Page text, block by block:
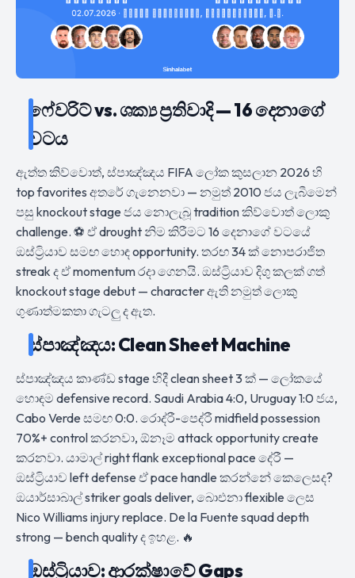
ෆේවරිට් vs. ශක්‍ය ප්‍රතිවාදි — 16 දෙනාගේ
වටය
ඇත්ත කිව්වොත්, ස්පාඤ්ඤය FIFA ලෝක කුසලාන 2026 හි
top favorites අතරේ ගැනෙනවා — නමුත් 2010 ජය ලැබීමෙන්
පසු knockout stage ජය නොලැබූ tradition කිව්වොත් ලොකු
challenge. ⚽ ඒ drought නිම කිරීමට 16 දෙනාගේ වටයේ
ඔස්ට්‍රියාව සමඟ හොඳ opportunity. තරඟ 34 ක් නොපරාජිත
streak ද ඒ momentum රදා ගෙනයි. ඔස්ට්‍රියාව දිගු කලක් ගත්
knockout stage debut — character ඇති නමුත් ලොකු
ගුණාත්මකතා ගැටලු ද ඇත.
ස්පාඤ්ඤය: Clean Sheet Machine
ස්පාඤ්ඤය කාණ්ඩ stage හිදී clean sheet 3 ක් — ලෝකයේ
හොඳම defensive record. Saudi Arabia 4:0, Uruguay 1:0 ජය,
Cabo Verde සමඟ 0:0. රොද්රී-පෙද්රී midfield possession
70%+ control කරනවා, ඕනෑම attack opportunity create
කරනවා. යාමාල් right flank exceptional pace දේරී —
ඔස්ට්‍රියාව left defense ඒ pace handle කරන්නේ කෙලෙසද?
ඔයාර්සාබාල් striker goals deliver, බාෙඑනා flexible ලෙස
Nico Williams injury replace. De la Fuente squad depth
strong — bench quality ද ඉහළ. 🔥
ඔස්ට්‍රියාව: ආරක්ෂාවේ Gaps